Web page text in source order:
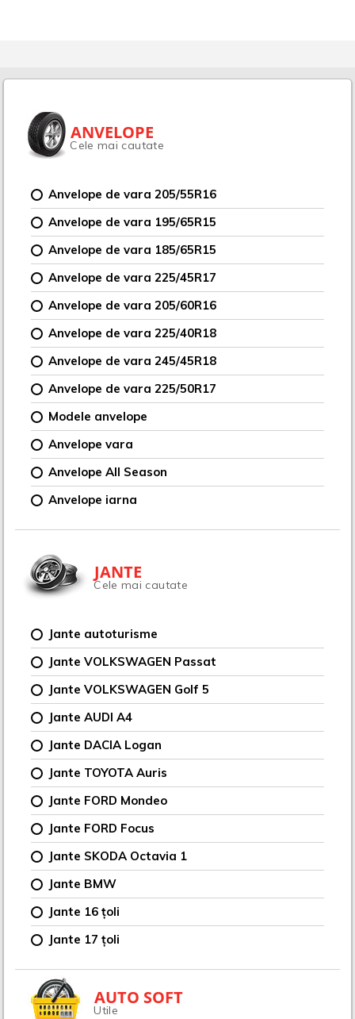
ANVELOPE
Cele mai cautate
Anvelope de vara 205/55R16
Anvelope de vara 195/65R15
Anvelope de vara 185/65R15
Anvelope de vara 225/45R17
Anvelope de vara 205/60R16
Anvelope de vara 225/40R18
Anvelope de vara 245/45R18
Anvelope de vara 225/50R17
Modele anvelope
Anvelope vara
Anvelope All Season
Anvelope iarna
JANTE
Cele mai cautate
Jante autoturisme
Jante VOLKSWAGEN Passat
Jante VOLKSWAGEN Golf 5
Jante AUDI A4
Jante DACIA Logan
Jante TOYOTA Auris
Jante FORD Mondeo
Jante FORD Focus
Jante SKODA Octavia 1
Jante BMW
Jante 16 țoli
Jante 17 țoli
AUTO SOFT
Utile